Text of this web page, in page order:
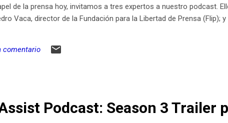
de la prensa hoy, invitamos a tres expertos a nuestro podcast.
Vaca, director de la Fundación para la Libertad de Prensa (Flip);
comentario
Podcast: Season 3 Trailer